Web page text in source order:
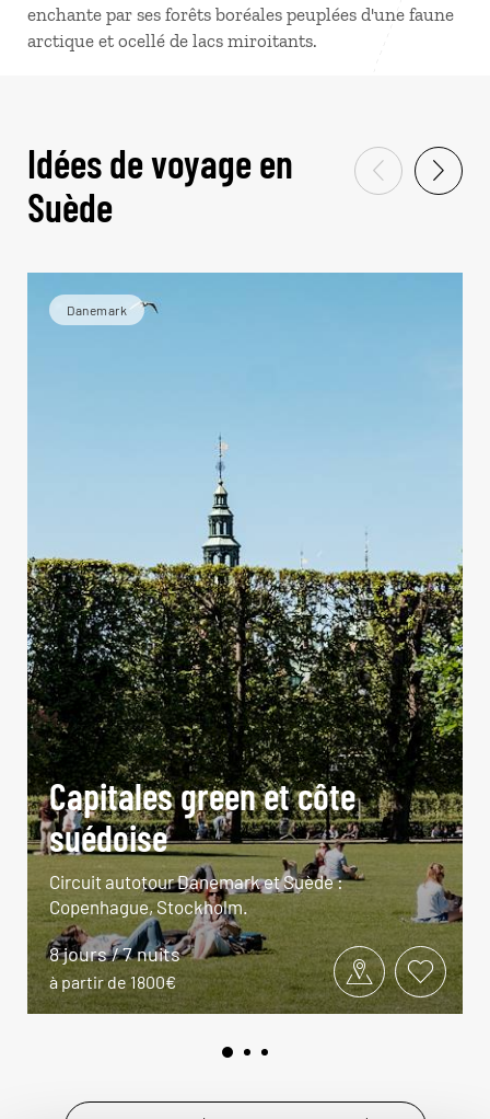
enchante par ses forêts boréales peuplées d'une faune
arctique et ocellé de lacs miroitants.
Idées de voyage en
Suède
Danemark
Capitales green et côte
suédoise
Circuit autotour Danemark et Suède :
Copenhague, Stockholm.
8 jours / 7 nuits
à partir de 1800€